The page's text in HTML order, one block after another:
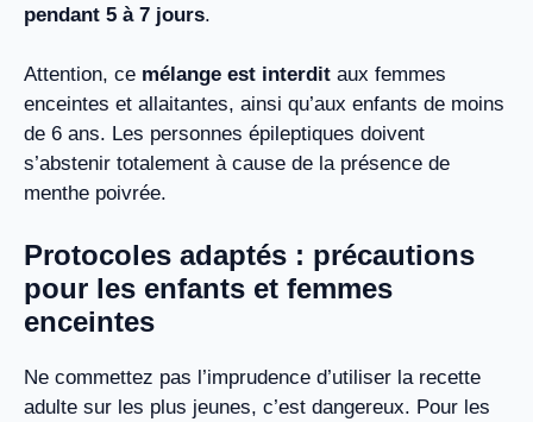
pendant 5 à 7 jours.
Attention, ce mélange est interdit aux femmes
enceintes et allaitantes, ainsi qu’aux enfants de moins
de 6 ans. Les personnes épileptiques doivent
s’abstenir totalement à cause de la présence de
menthe poivrée.
Protocoles adaptés : précautions
pour les enfants et femmes
enceintes
Ne commettez pas l’imprudence d’utiliser la recette
adulte sur les plus jeunes, c’est dangereux. Pour les